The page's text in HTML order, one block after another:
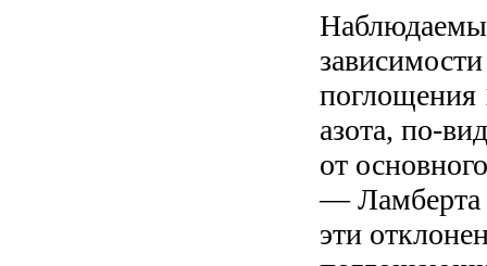
поглощения
азота, по-
от
— Ламберта
эти